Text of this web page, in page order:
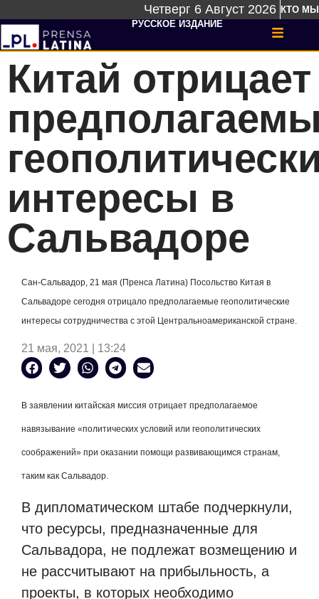
Четверг 6 Август 2026 КТО МЫ
РУССКОЕ ИЗДАНИЕ
Китай отрицает
интересы в
Сальвадоре
Сан-Сальвадор, 21 мая (Пренса Латина) Посольство Китая в
Сальвадоре сегодня отрицало предполагаемые геополитические
интересы сотрудничества с этой Центральноамериканской стране.
21 мая, 2021 | 13:24
В заявлении китайская миссия отрицает предполагаемое
навязывание «политических условий или геополитических
соображений» при оказании помощи развивающимся странам,
таким как Сальвадор.
В дипломатическом штабе подчеркнули,
что ресурсы, предназначенные для
Сальвадора, не подлежат возмещению и
не рассчитывают на прибыльность, а
проекты, в которых необходимо